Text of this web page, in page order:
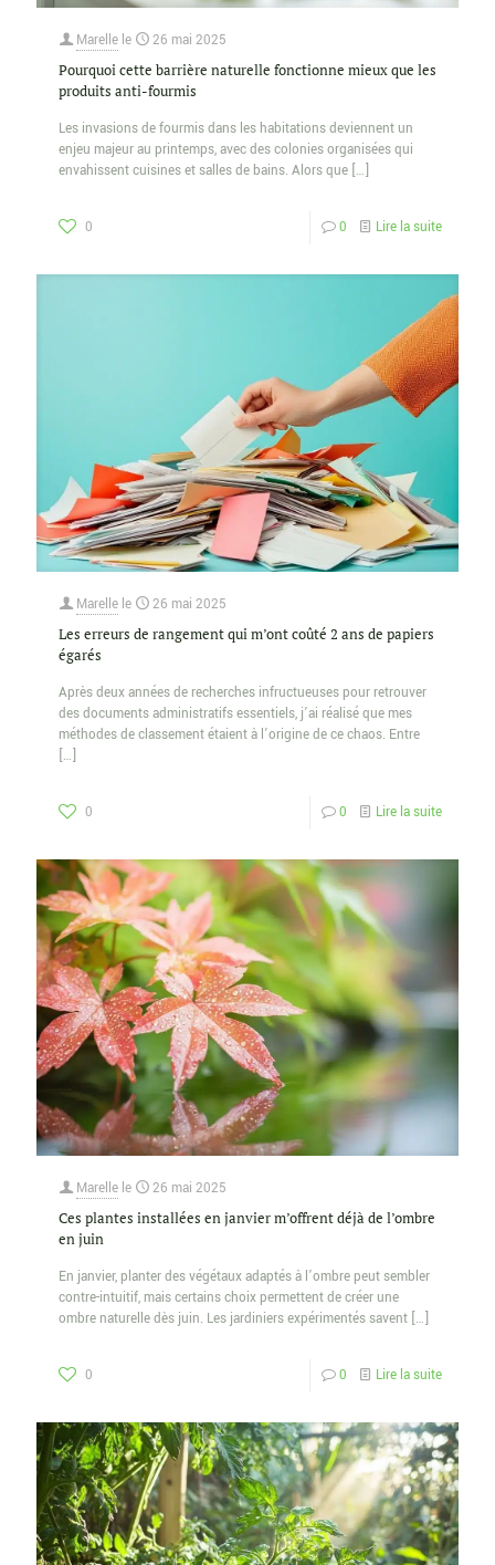
Marelle le 26 mai 2025
Pourquoi cette barrière naturelle fonctionne mieux que les
produits anti-fourmis
Les invasions de fourmis dans les habitations deviennent un
enjeu majeur au printemps, avec des colonies organisées qui
envahissent cuisines et salles de bains. Alors que […]
0 0 Lire la suite
Marelle le 26 mai 2025
Les erreurs de rangement qui m’ont coûté 2 ans de papiers
égarés
Après deux années de recherches infructueuses pour retrouver
des documents administratifs essentiels, j’ai réalisé que mes
méthodes de classement étaient à l’origine de ce chaos. Entre
[…]
0 0 Lire la suite
Marelle le 26 mai 2025
Ces plantes installées en janvier m’offrent déjà de l’ombre
en juin
En janvier, planter des végétaux adaptés à l’ombre peut sembler
contre-intuitif, mais certains choix permettent de créer une
ombre naturelle dès juin. Les jardiniers expérimentés savent […]
0 0 Lire la suite